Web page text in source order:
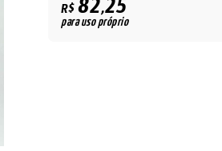
R$82,25
para uso próprio